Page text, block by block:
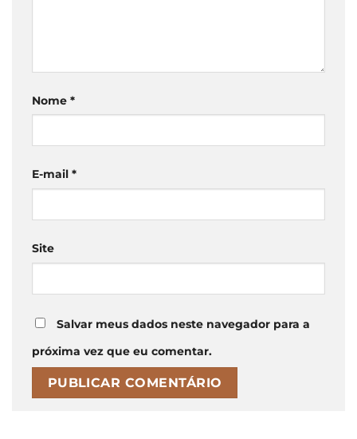
Nome *
E-mail *
Site
Salvar meus dados neste navegador para a
próxima vez que eu comentar.